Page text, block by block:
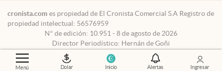
Menú Dolar Inicio Alertas Ingresar
cronista.com es propiedad de El Cronista Comercial S.A Registro de
propiedad intelectual: 56576959
N° de edición: 10.951 - 8 de agosto de 2026
Director Periodístico: Hernán de Goñi